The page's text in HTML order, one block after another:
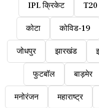
IPL क्रिकेट
कोटा कोविड-19
जोधपुर झारखंड
फुटबॉल बाड़मेर
मनोरंजन महाराष्ट्र